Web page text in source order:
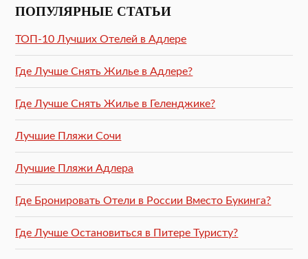
ПОПУЛЯРНЫЕ СТАТЬИ
ТОП-10 Лучших Отелей в Адлере
Где Лучше Снять Жилье в Адлере?
Где Лучше Снять Жилье в Геленджике?
Лучшие Пляжи Сочи
Лучшие Пляжи Адлера
Где Бронировать Отели в России Вместо Букинга?
Где Лучше Остановиться в Питере Туристу?